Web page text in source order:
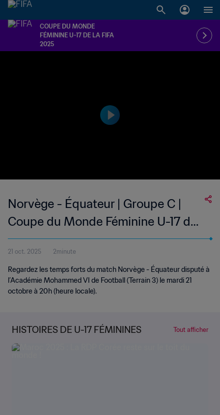
COUPE DU MONDE
FÉMININE U-17 DE LA FIFA
2025
Norvège - Équateur | Groupe C |
Coupe du Monde Féminine U-17 de
la FIFA, Maroc 2025™ | Temps forts
21 oct. 2025 2minute
Regardez les temps forts du match Norvège - Équateur disputé à
l’Académie Mohammed VI de Football (Terrain 3) le mardi 21
octobre à 20h (heure locale).
HISTOIRES DE U-17 FÉMININES Tout afficher